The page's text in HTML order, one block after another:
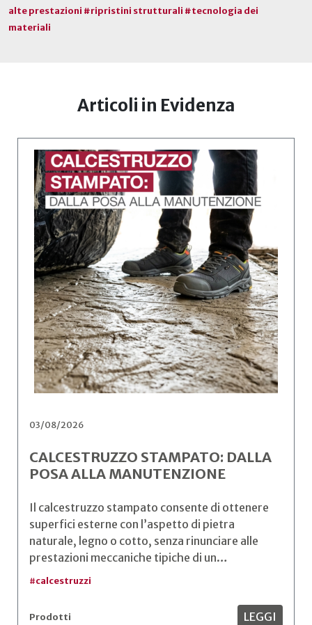
alte prestazioni #ripristini strutturali #tecnologia dei
materiali
Articoli in Evidenza
03/08/2026
CALCESTRUZZO STAMPATO: DALLA
POSA ALLA MANUTENZIONE
Il calcestruzzo stampato consente di ottenere
superfici esterne con l’aspetto di pietra
naturale, legno o cotto, senza rinunciare alle
prestazioni meccaniche tipiche di un…
#calcestruzzi
Prodotti LEGGI